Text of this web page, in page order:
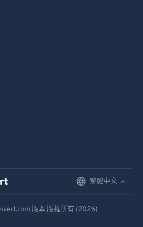
繁體中文
版本 版權所有 (2026)